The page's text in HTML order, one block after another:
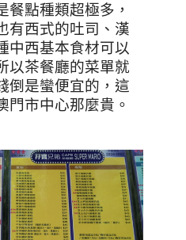
餐點種類超極多，
有西式的吐司、漢
中西基本食材可以
以茶餐廳的菜單就
倒是蠻便宜的，這
門市中心那麼貴。